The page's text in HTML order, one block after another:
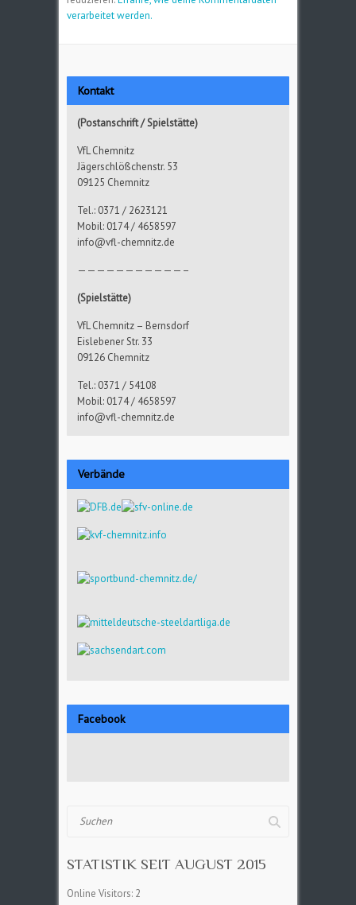
verarbeitet werden.
Kontakt
(Postanschrift / Spielstätte)
VfL Chemnitz
Jägerschlößchenstr. 53
09125 Chemnitz
Tel.: 0371 / 2623121
Mobil: 0174 / 4658597
info@vfl-chemnitz.de
———————————–
(Spielstätte)
VfL Chemnitz – Bernsdorf
Eislebener Str. 33
09126 Chemnitz
Tel.: 0371 / 54108
Mobil: 0174 / 4658597
info@vfl-chemnitz.de
Verbände
Facebook
STATISTIK SEIT AUGUST 2015
Online Visitors: 2